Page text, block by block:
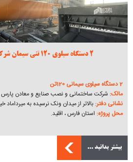
2 دستگاه سیلوی 120 تنی سیمان شرکت پامیکو (تهران)
2 دستگاه سیلوی سیمانی 120تن
مالک: شرکت ساختمانی و نصب صنایع و معادن پارس
نشانی دفتر:بالاتر از میدان ونک نرسیده به میرداماد
محل پروژه: استان فارس ، اقلید.
بیشتر بدانید ...